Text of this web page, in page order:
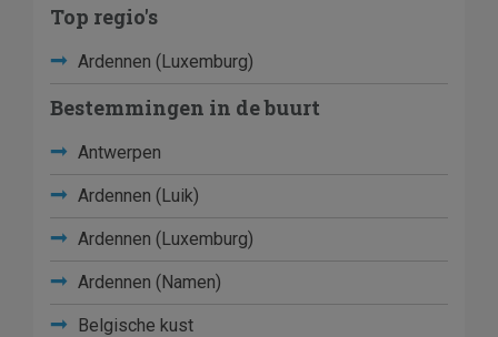
Top regio's
Ardennen (Luxemburg)
Bestemmingen in de buurt
Antwerpen
Ardennen (Luik)
Ardennen (Luxemburg)
Ardennen (Namen)
Belgische kust